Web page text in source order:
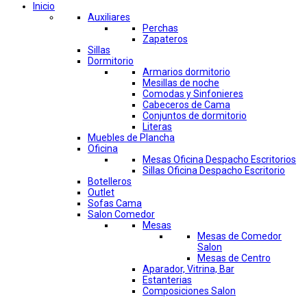
Inicio
Auxiliares
Perchas
Zapateros
Sillas
Dormitorio
Armarios dormitorio
Mesillas de noche
Comodas y Sinfonieres
Cabeceros de Cama
Conjuntos de dormitorio
Literas
Muebles de Plancha
Oficina
Mesas Oficina Despacho Escritorios
Sillas Oficina Despacho Escritorio
Botelleros
Outlet
Sofas Cama
Salon Comedor
Mesas
Mesas de Comedor
Salon
Mesas de Centro
Aparador, Vitrina, Bar
Estanterias
Composiciones Salon